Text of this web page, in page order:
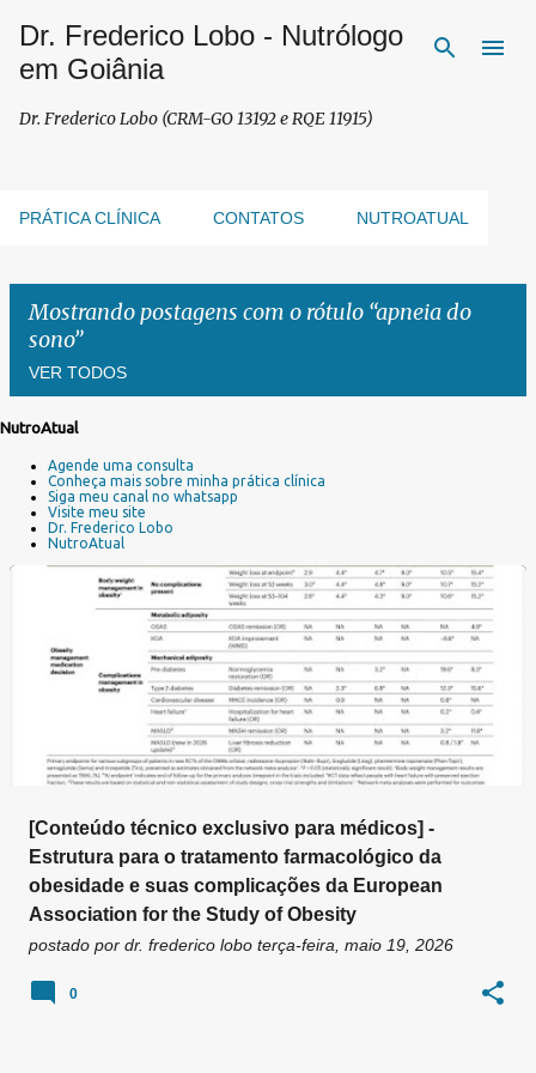
Pular para o conteúdo principal
Dr. Frederico Lobo - Nutrólogo
em Goiânia
Dr. Frederico Lobo (CRM-GO 13192 e RQE 11915)
PRÁTICA CLÍNICA CONTATOS NUTROATUAL
Mostrando postagens com o rótulo apneia do
sono
VER TODOS
g
NutroAtual
Agende uma consulta
Conheça mais sobre minha prática clínica
Siga meu canal no whatsapp
Visite meu site
Dr. Frederico Lobo
NutroAtual
[Conteúdo técnico exclusivo para médicos] -
Estrutura para o tratamento farmacológico da
obesidade e suas complicações da European
Association for the Study of Obesity
postado por dr. frederico lobo terça-feira, maio 19, 2026
0